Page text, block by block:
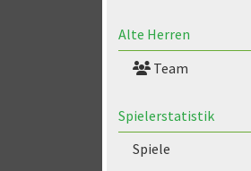
Alte Herren
Team
Spielerstatistik
Spiele